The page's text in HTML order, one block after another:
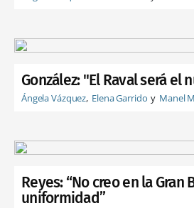
González: "El Raval será el
Ángela Vázquez Elena Garrido Manel
Reyes: “No creo en la Gran
uniformidad”